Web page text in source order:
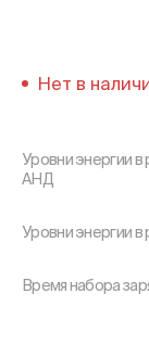
Нет в
Уровни энергии
АНД
Уровни энергии в
Время набора